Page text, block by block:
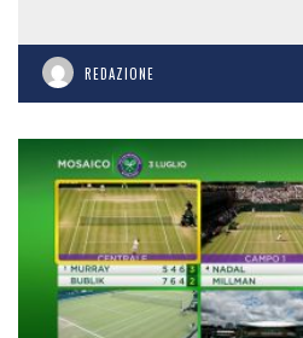
REDAZIONE